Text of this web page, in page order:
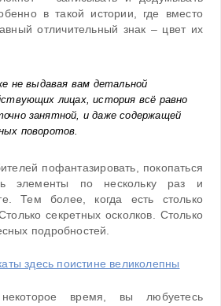
в такой истории, где вместо
отличительный знак – цвет их
не выдавая вам детальной
лицах, история всё равно
занятной, и даже содержащей
поворотов.
пофантазировать, покопаться
элементы по нескольку раз и
Тем более, когда есть столько
секретных осколков. Столько
подробностей.
время, вы любуетесь